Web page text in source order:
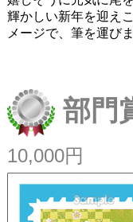
輝かしい新年を迎え
メージで、筆を運び
部門
10,000円